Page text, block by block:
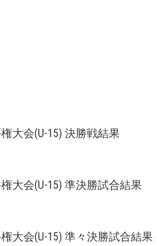
大会(U-15) 決勝戦結果
大会(U-15) 準決勝試合結果
大会(U-15) 準々決勝試合結果